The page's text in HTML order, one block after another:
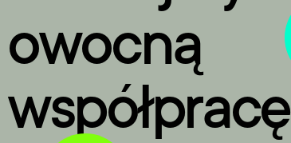
owocną
współpracę